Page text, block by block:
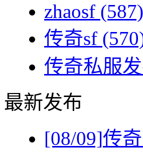
zhaosf (587)
传奇sf
传奇私服
最新发布
[08/09]传